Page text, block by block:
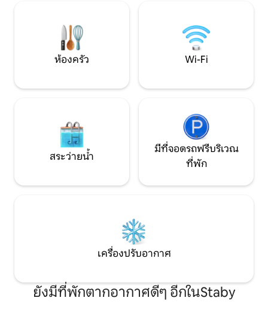
สำหรับคู่รักและครอบครัว – และดีอย่างยิ่ง
สำหรับครอบครัวที่มีเด็ก
ห้องครัว Wi-Fi
สระว่ายน้ำ
มีที่จอดรถฟรีบริเวณ
ที่พัก
เครื่องปรับอากาศ
ยังมีที่พักตากอากาศดีๆ อีกในStaby